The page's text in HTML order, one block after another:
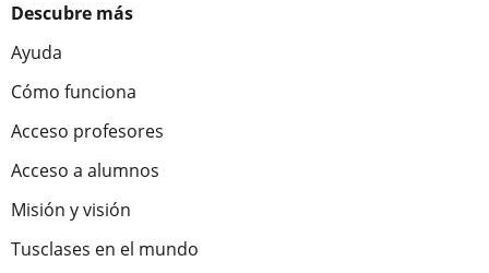
Descubre más
Ayuda
Cómo funciona
Acceso profesores
Acceso a alumnos
Misión y visión
Tusclases en el mundo